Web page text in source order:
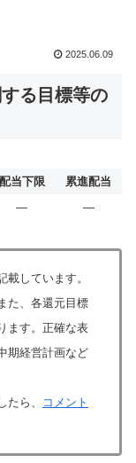
2025.06.09
る目標等の
配当下限
累進配当
― ―
しています。
た、各還元目標
ます。正確な表
期経営計画など
ら、
コメント